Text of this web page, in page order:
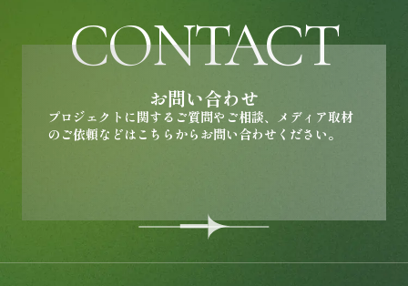
CONTACT
お問い合わせ
プロジェクトに関するご質問やご相談、メディア取材
のご依頼などはこちらからお問い合わせください。
お問い合わせページを開く